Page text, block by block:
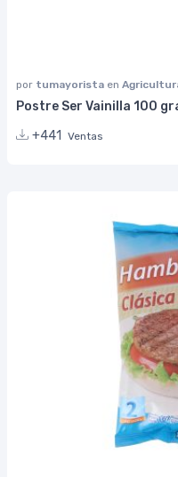
por tumayorista en
Postre Ser Vainilla 100
+441
Ventas